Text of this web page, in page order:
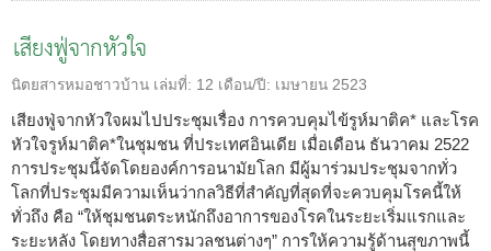
เสียงฟู่จากหัวใจ
นิตยสารหมอชาวบ้าน เล่มที่: 12 เดือน/ปี: เมษายน 2523
เสียงฟู่จากหัวใจผมไปประชุมเรื่อง การควบคุมไข้รูห์มาติค* และโรค
หัวใจรูห์มาติค*ในชุมชน ที่ประเทศอินเดีย เมื่อเดือน ธันวาคม 2522
การประชุมนี้จัดโดยองค์การอนามัยโลก มีผู้มาร่วมประชุมจากทั่ว
โลกที่ประชุมมีความเห็นว่ากลวิธีที่สำคัญที่สุดที่จะควบคุมโรคนี้ให้
ทั่วถึง คือ “ให้ชุมชนตระหนักถึงอาการของโรคในระยะเริ่มแรกและ
ระยะหลัง โดยทางสื่อสารมวลชนต่างๆ” การให้ความรู้ด้านสุขภาพนี้